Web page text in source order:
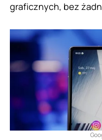
graficznych, bez